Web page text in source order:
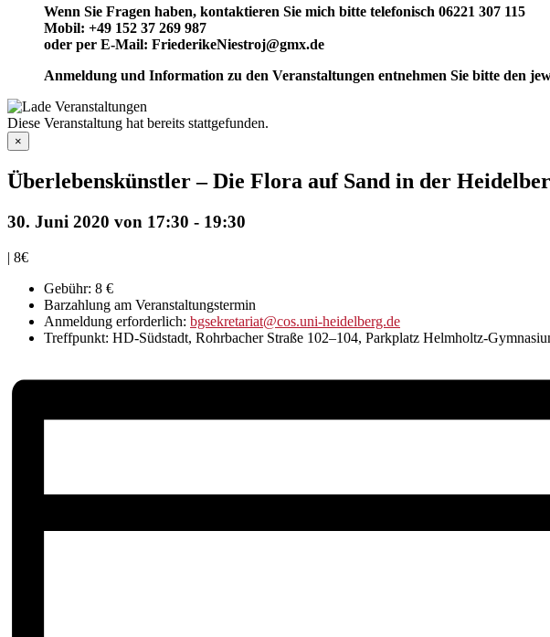
Wenn Sie Fragen haben, kontaktieren Sie mich bitte telefonisch 06221 307 115
Mobil: +49 152 37 269 987
oder per E-Mail: FriederikeNiestroj@gmx.de
Anmeldung und Information zu den Veranstaltungen entnehmen Sie bitte den
Diese Veranstaltung hat bereits stattgefunden.
×
Überlebenskünstler – Die Flora auf Sand in der
30. Juni 2020 von 17:30 - 19:30
| 8€
Gebühr: 8 €
Barzahlung am Veranstaltungstermin
Anmeldung erforderlich: bgsekretariat@cos.uni-heidelberg.de
Treffpunkt: HD-Südstadt, Rohrbacher Straße 102–104, Parkplatz Helmholtz-